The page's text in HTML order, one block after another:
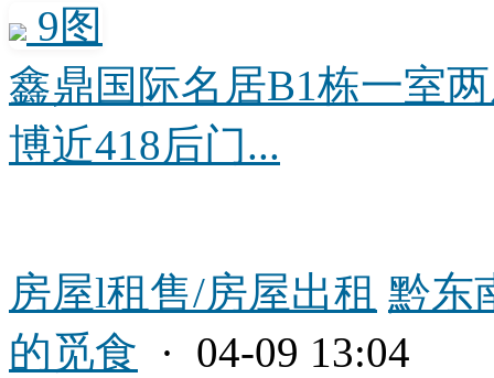
9图
鑫鼎国际名居B1栋一室
博近418后门...
房屋l租售/房屋出租 黔东
的觅食
· 04-09 13:04